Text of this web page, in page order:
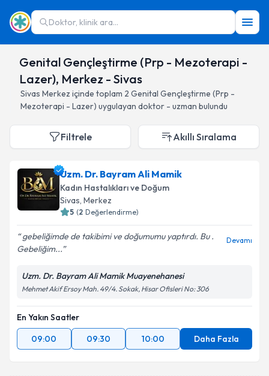
Doktor, klinik ara...
Genital Gençleştirme (Prp - Mezoterapi -
Lazer), Merkez - Sivas
Sivas Merkez içinde toplam 2 Genital Gençleştirme (Prp -
Mezoterapi - Lazer) uygulayan doktor - uzman bulundu
Filtrele Akıllı Sıralama
Uzm. Dr. Bayram Ali Mamik
Kadın Hastalıkları ve Doğum
Sivas, Merkez
5 (2 Değerlendirme)
gebeliğimde de takibimi ve doğumumu yaptırdı. Bu .
Gebeliğim...
Devamı
Uzm. Dr. Bayram Ali Mamik Muayenehanesi
Mehmet Akif Ersoy Mah. 49/4. Sokak, Hisar Ofisleri No: 306
En Yakın Saatler
09:00
09:30 10:00 Daha Fazla